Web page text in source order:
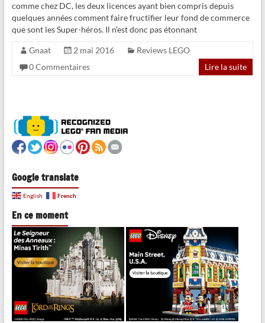
comme chez DC, les deux licences ayant bien compris depuis
quelques années comment faire fructifier leur fond de commerce
que sont les Super-héros. Il n’est donc pas étonnant
Gnaat 2 mai 2016
Reviews LEGO
0 Commentaires
Lire la suite
Google translate
English French
En ce moment